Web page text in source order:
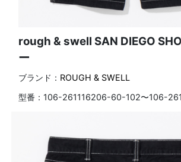
rough & swell SAN DIEGO
ー
ブランド： ROUGH & SWELL
型番： 106-261116206-60-102〜106-